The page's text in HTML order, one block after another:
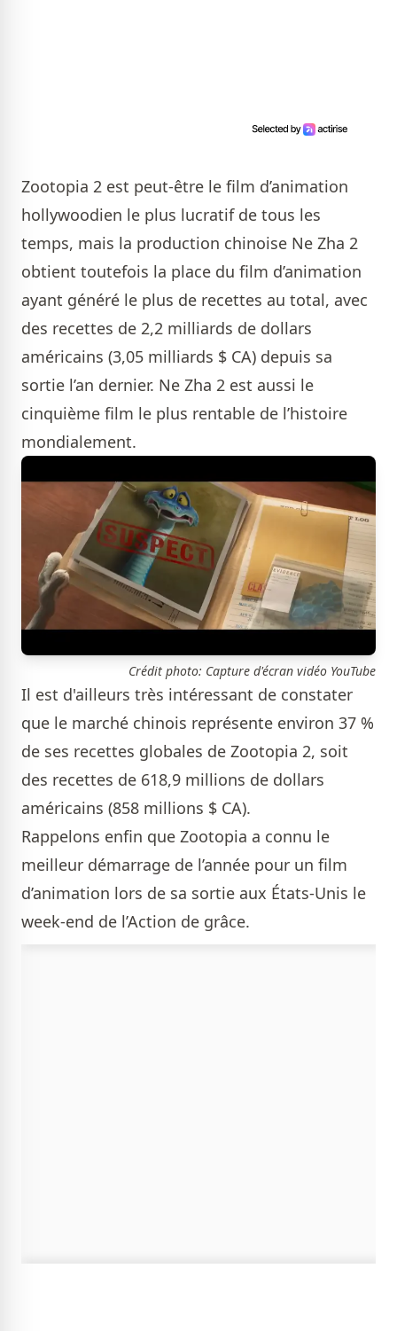
Zootopia 2 est peut-être le film d’animation
hollywoodien le plus lucratif de tous les
temps, mais la production chinoise Ne Zha 2
obtient toutefois la place du film d’animation
ayant généré le plus de recettes au total, avec
des recettes de 2,2 milliards de dollars
américains (3,05 milliards $ CA) depuis sa
sortie l’an dernier. Ne Zha 2 est aussi le
cinquième film le plus rentable de l’histoire
mondialement.
Crédit photo: Capture d'écran vidéo YouTube
Il est d'ailleurs très intéressant de constater
que le marché chinois représente environ 37 %
de ses recettes globales de Zootopia 2, soit
des recettes de 618,9 millions de dollars
américains (858 millions $ CA).
Rappelons enfin que Zootopia a connu le
meilleur démarrage de l’année pour un film
d’animation lors de sa sortie aux États-Unis le
week-end de l’Action de grâce.